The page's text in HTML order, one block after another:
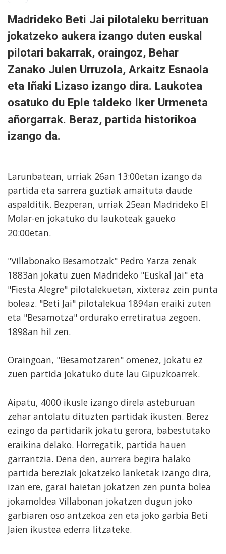
Madrideko Beti Jai pilotaleku berrituan
jokatzeko aukera izango duten euskal
pilotari bakarrak, oraingoz, Behar
Zanako Julen Urruzola, Arkaitz Esnaola
eta Iñaki Lizaso izango dira. Laukotea
osatuko du Eple taldeko Iker Urmeneta
añorgarrak. Beraz, partida historikoa
izango da.
Larunbatean, urriak 26an 13:00etan izango da
partida eta sarrera guztiak amaituta daude
aspalditik. Bezperan, urriak 25ean Madrideko El
Molar-en jokatuko du laukoteak gaueko
20:00etan.
"Villabonako Besamotzak" Pedro Yarza zenak
1883an jokatu zuen Madrideko "Euskal Jai" eta
"Fiesta Alegre" pilotalekuetan, xixteraz zein punta
boleaz. "Beti Jai" pilotalekua 1894an eraiki zuten
eta "Besamotza" ordurako erretiratua zegoen.
1898an hil zen.
Oraingoan, "Besamotzaren" omenez, jokatu ez
zuen partida jokatuko dute lau Gipuzkoarrek.
Aipatu, 4000 ikusle izango direla asteburuan
zehar antolatu dituzten partidak ikusten. Berez
ezingo da partidarik jokatu gerora, babestutako
eraikina delako. Horregatik, partida hauen
garrantzia. Dena den, aurrera begira halako
partida bereziak jokatzeko lanketak izango dira,
izan ere, garai haietan jokatzen zen punta bolea
jokamoldea Villabonan jokatzen dugun joko
garbiaren oso antzekoa zen eta joko garbia Beti
Jaien ikustea ederra litzateke.